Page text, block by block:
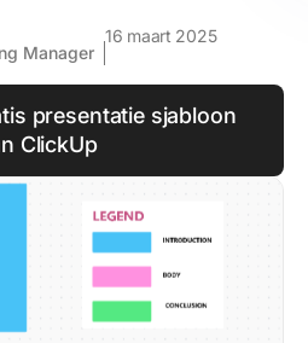
Manager
16 maart 2025
presentatie sjabloon
ClickUp